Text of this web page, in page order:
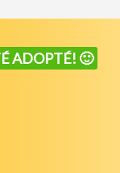
ADOPTÉ! 🙂